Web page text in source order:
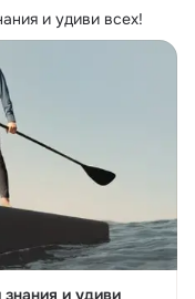
и удиви всех!
и удиви